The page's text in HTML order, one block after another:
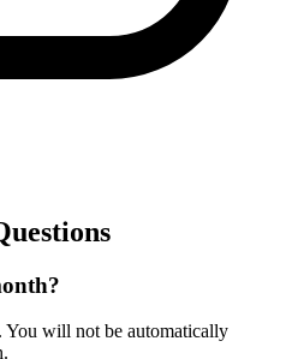
You will not be automatically